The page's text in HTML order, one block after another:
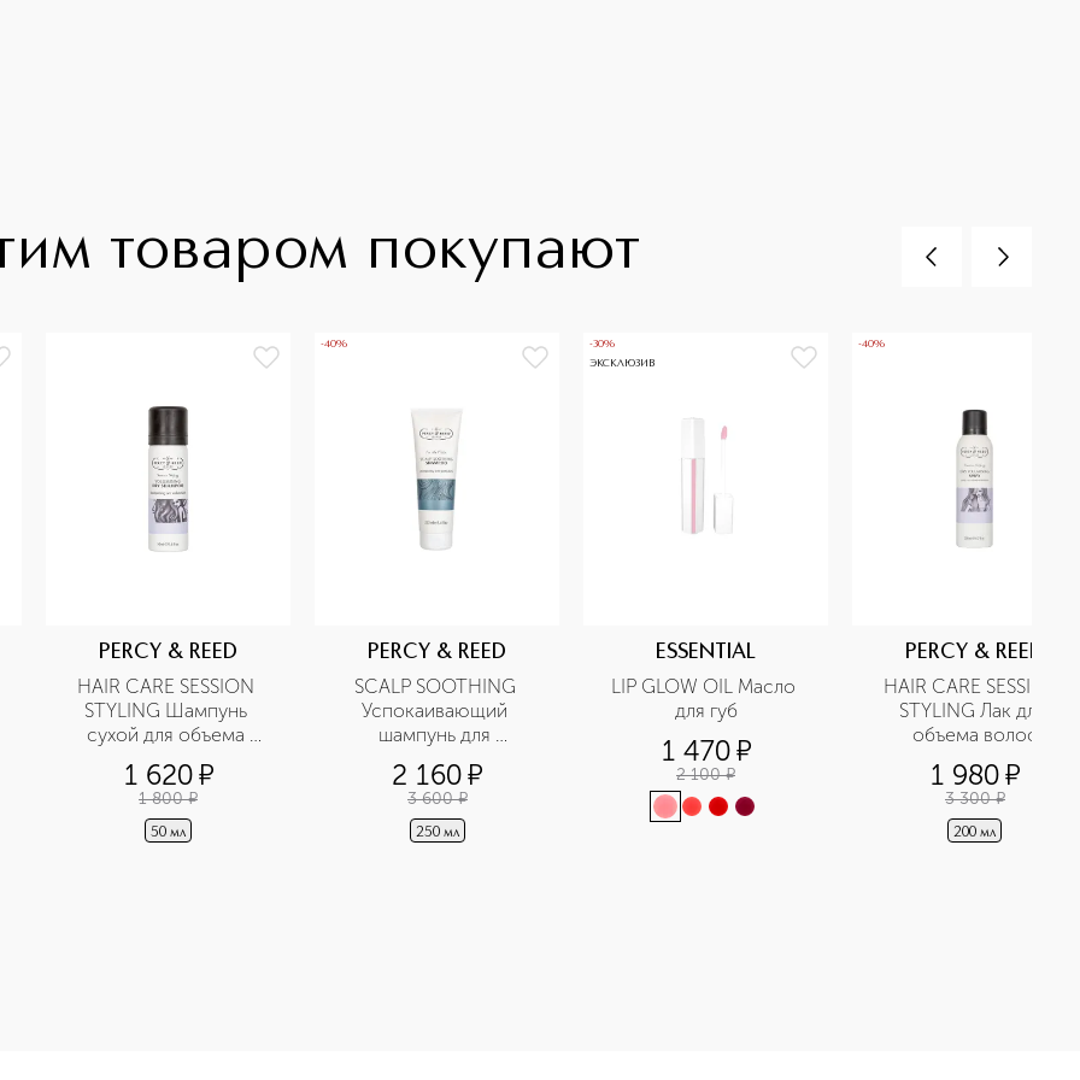
товаром покупают
PERCY & REED
HAIR CARE SESSION
STYLING Шампунь
сухой для объема
волос в дорожном
формате
1 620¤
1 800 ¤
50 мл
-40%
PERCY & REED
SCALP SOOTHING
Успокаивающий
шампунь для
чувствительной кожи
головы
2 160¤
3 600 ¤
250 мл
-30%
ЭКСКЛЮЗИВ
ESSENTIAL
LIP GLOW OIL Масло
для губ
1 470¤
2 100 ¤
-40%
PERCY & REED
HAIR CARE SESSION
STYLING Лак для
объема волос
1 980¤
3 300 ¤
200 мл